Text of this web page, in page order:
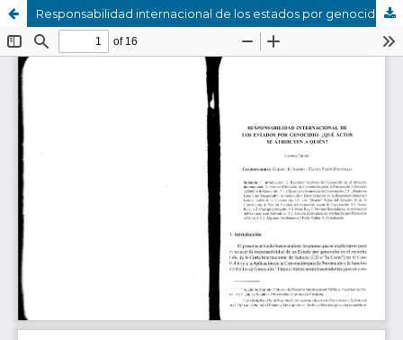
Responsabilidad internacional de los estados por genocidio: ¿qué actos